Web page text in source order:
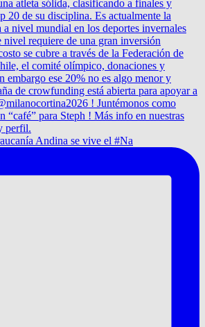
Andina se vive el #Na